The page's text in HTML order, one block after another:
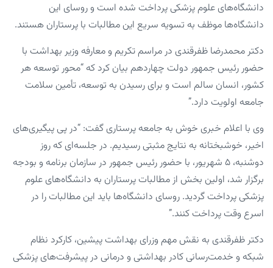
دانشگاه‌های علوم پزشکی پرداخت شده است و روسای این
دانشگاه‌ها موظف به تسویه سریع این مطالبات با پرستاران هستند.
دکتر محمدرضا ظفرقندی در مراسم تکریم و معارفه وزیر بهداشت با
حضور رئیس جمهور دولت چهاردهم بیان کرد که “محور توسعه هر
کشور، انسان سالم است و برای رسیدن به توسعه، تأمین سلامت
جامعه اولویت دارد.”
وی با اعلام خبری خوش به جامعه پرستاری گفت: “در پی پیگیری‌های
اخیر، خوشبختانه به نتایج مثبتی رسیدیم. در جلسه‌ای که روز
دوشنبه، ۵ شهریور، با حضور رئیس جمهور در سازمان برنامه و بودجه
برگزار شد، اولین بخش از مطالبات پرستاران به دانشگاه‌های علوم
پزشکی پرداخت گردید. روسای دانشگاه‌ها باید این مطالبات را در
اسرع وقت پرداخت کنند.”
دکتر ظفرقندی به نقش مهم وزرای بهداشت پیشین، کارکرد نظام
شبکه و خدمت‌رسانی کادر بهداشتی و درمانی در پیشرفت‌های پزشکی